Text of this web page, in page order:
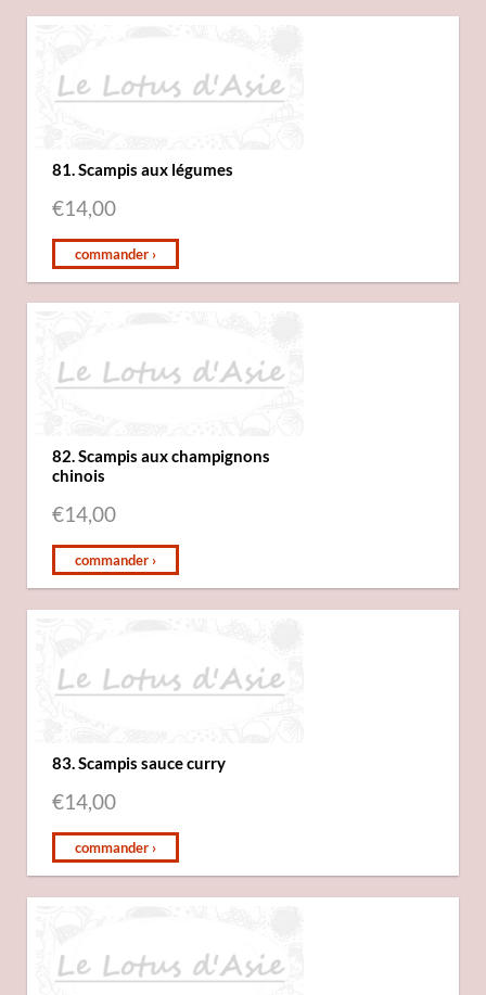
81. Scampis aux légumes
€14,00
commander ›
82. Scampis aux champignons
chinois
€14,00
commander ›
83. Scampis sauce curry
€14,00
commander ›